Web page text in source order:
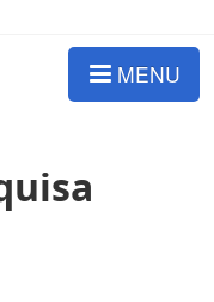
MENU